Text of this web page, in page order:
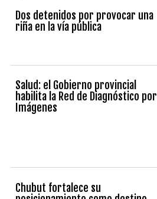
Dos detenidos por provocar una
riña en la vía pública
Salud: el Gobierno provincial
habilita la Red de Diagnóstico por
Imágenes
Chubut fortalece su